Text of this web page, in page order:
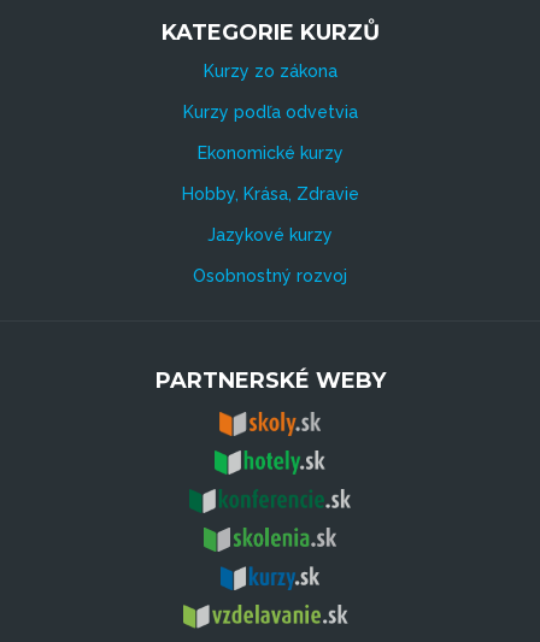
KATEGORIE KURZŮ
Kurzy zo zákona
Kurzy podľa odvetvia
Ekonomické kurzy
Hobby, Krása, Zdravie
Jazykové kurzy
Osobnostný rozvoj
PARTNERSKÉ WEBY